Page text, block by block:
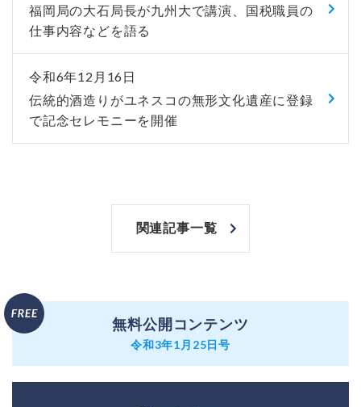
福岡局の大石局長が九州大で講演、国税職員の
仕事内容などを語る
令和6年12月16日
伝統的酒造りがユネスコの無形文化遺産に登録
で記念セレモニーを開催
関連記事一覧
無料公開コンテンツ
令和3年1月25日号